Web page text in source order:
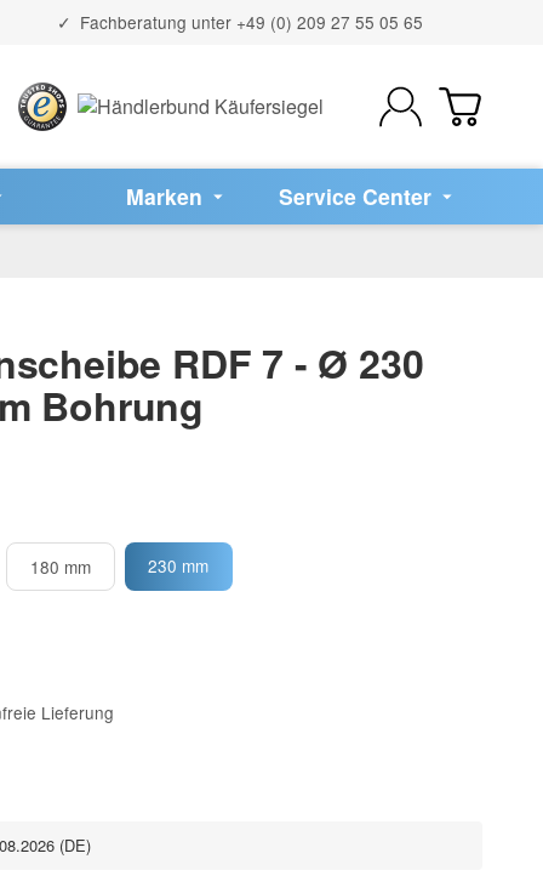
Fachberatung unter +49 (0) 209 27 55 05 65
Marken Service Center
RDF 7 - Ø 230
Bohrung
180 mm 230 mm
Lieferung
(DE)